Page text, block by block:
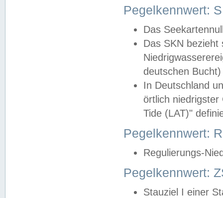
Pegelkennwert:
Das
Das SKN
deutschen
In Deutschland
örtlich
Tide (LAT)"
Pegelkennwert:
Regulierungs-
Pegelkennwert:
Stauziel I einer